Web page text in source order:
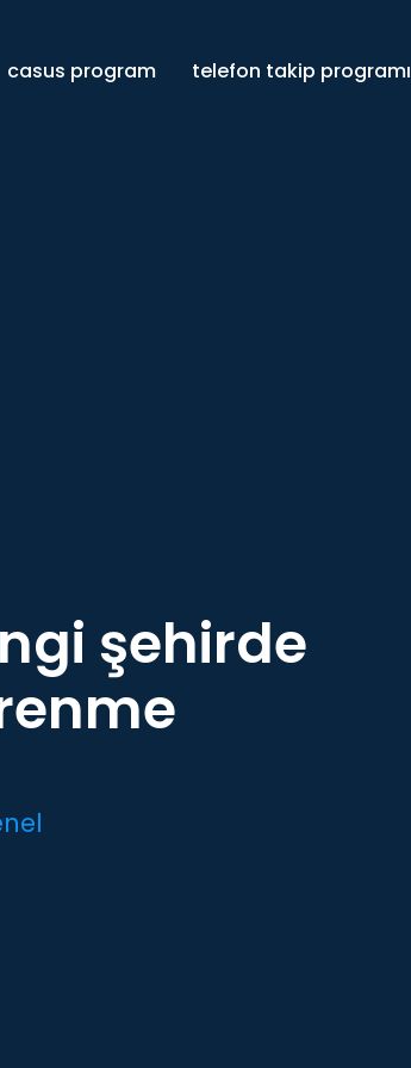
casus program telefon takip programı
şehirde